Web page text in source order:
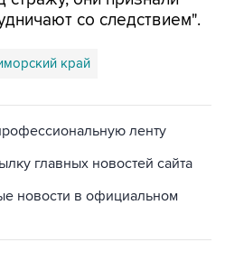
со следствием".
край
ленту
главных новостей сайта
новости в официальном